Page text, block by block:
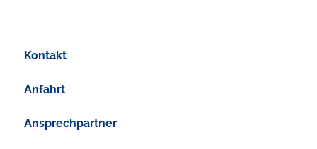
Kontakt
Anfahrt
Ansprechpartner